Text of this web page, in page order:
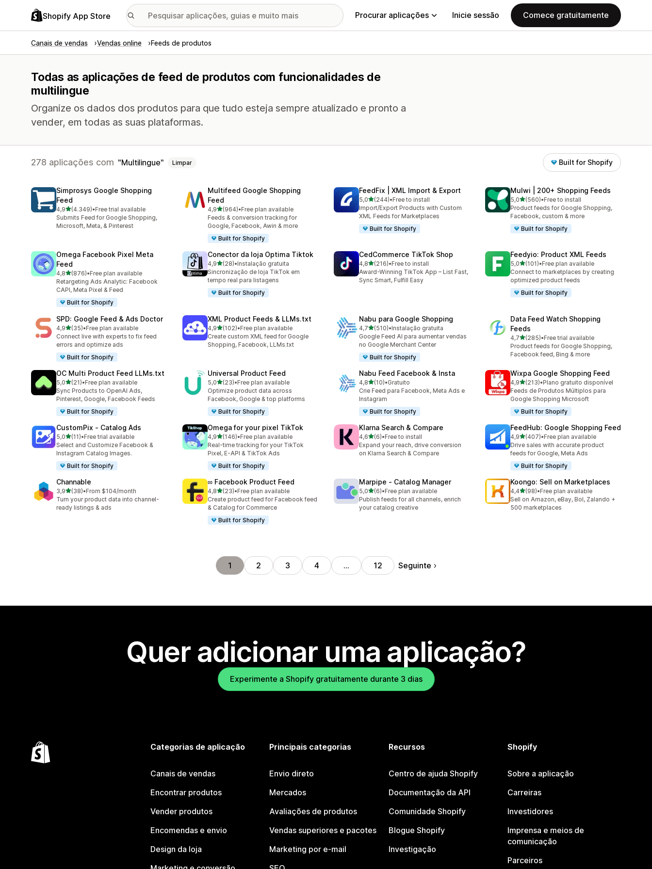
Shopify App Store Procurar aplicações Inicie sessão Comece gratuitamente
Canais de vendas Vendas online Feeds de produtos
Todas as aplicações de feed de produtos com funcionalidades de
multilingue
Organize os dados dos produtos para que tudo esteja sempre atualizado e pronto a
vender, em todas as suas plataformas.
278 aplicações com Multilingue Limpar Built for Shopify
Simprosys Google Shopping
Feed
4,9de 5 estrelas
(4.349)
4349 total de avaliações
•Free trial available
Submits Feed for Google Shopping,
Microsoft, Meta, & Pinterest
Multifeed Google Shopping
Feed
4,9de 5 estrelas
(964)
964 total de avaliações
•Free plan available
Feeds & conversion tracking for
Google, Facebook, Awin & more
Built for Shopify
FeedFix | XML Import & Export
5,0de 5 estrelas
(244)
244 total de avaliações
•Free to install
Import/Export Products with Custom
XML Feeds for Marketplaces
Built for Shopify
Mulwi | 200+ Shopping Feeds
5,0de 5 estrelas
(560)
560 total de avaliações
•Free to install
Product feeds for Google Shopping,
Facebook, custom & more
Built for Shopify
Omega Facebook Pixel Meta
Feed
4,8de 5 estrelas
(876)
876 total de avaliações
•Free plan available
Retargeting Ads Analytic: Facebook
CAPI, Meta Pixel & Feed
Built for Shopify
Conector da loja Optima Tiktok
4,9de 5 estrelas
(28)
28 total de avaliações
•Instalação gratuita
Sincronização de loja TikTok em
tempo real para listagens
Built for Shopify
CedCommerce TikTok Shop
4,8de 5 estrelas
(216)
216 total de avaliações
•Free to install
Award-Winning TikTok App – List Fast,
Sync Smart, Fulfill Easy
Feedyio: Product XML Feeds
5,0de 5 estrelas
(101)
101 total de avaliações
•Free plan available
Connect to marketplaces by creating
optimized product feeds
Built for Shopify
SPD: Google Feed & Ads Doctor
4,9de 5 estrelas
(35)
35 total de avaliações
•Free plan available
Connect live with experts to fix feed
errors and optimize ads
Built for Shopify
XML Product Feeds & LLMs.txt
4,9de 5 estrelas
(102)
102 total de avaliações
•Free plan available
Create custom XML feed for Google
Shopping, Facebook, LLMs.txt
Nabu para Google Shopping
4,7de 5 estrelas
(510)
510 total de avaliações
•Instalação gratuita
Google Feed AI para aumentar vendas
no Google Merchant Center
Built for Shopify
Data Feed Watch Shopping
Feeds
4,7de 5 estrelas
(285)
285 total de avaliações
•Free trial available
Product feeds for Google Shopping,
Facebook feed, Bing & more
OC Multi Product Feed LLMs.txt
5,0de 5 estrelas
(21)
21 total de avaliações
•Free plan available
Sync Products to OpenAI Ads,
Pinterest, Google, Facebook Feeds
Built for Shopify
Universal Product Feed
5,0de 5 estrelas
(23)
23 total de avaliações
•Free plan available
Optimize product data across
Facebook, Google & top platforms
Built for Shopify
Nabu Feed Facebook & Insta
4,8de 5 estrelas
(10)
10 total de avaliações
•Gratuito
Crie Feed para Facebook, Meta Ads e
Instagram
Built for Shopify
Wixpa Google Shopping Feed
4,9de 5 estrelas
(213)
213 total de avaliações
•Plano gratuito disponível
Feeds de Produtos Múltiplos para
Google Shopping Microsoft
Built for Shopify
CustomPix ‑ Catalog Ads
5,0de 5 estrelas
(11)
11 total de avaliações
•Free trial available
Select and Customize Facebook &
Instagram Catalog Images.
Built for Shopify
Omega for your pixel TikTok
4,9de 5 estrelas
(146)
146 total de avaliações
•Free plan available
Real-time tracking for your TikTok
Pixel, E-API & TikTok Ads
Built for Shopify
Klarna Search & Compare
4,6de 5 estrelas
(6)
6 total de avaliações
•Free to install
Expand your reach, drive conversion
on Klarna Search & Compare
FeedHub: Google Shopping Feed
4,9de 5 estrelas
(407)
407 total de avaliações
•Free plan available
Drive sales with accurate product
feeds for Google, Meta Ads
Built for Shopify
Channable
3,9de 5 estrelas
(38)
38 total de avaliações
•From $104/month
Turn your product data into channel-
ready listings & ads
∞ Facebook Product Feed
4,8de 5 estrelas
(23)
23 total de avaliações
•Free plan available
Create product feed for Facebook feed
& Catalog for Commerce
Built for Shopify
Marpipe ‑ Catalog Manager
5,0de 5 estrelas
(6)
6 total de avaliações
•Free plan available
Publish feeds for all channels, enrich
your catalog creative
Koongo: Sell on Marketplaces
4,4de 5 estrelas
(98)
98 total de avaliações
•Free plan available
Sell on Amazon, eBay, Bol, Zalando +
500 marketplaces
1 2 3 4 … 12 Seguinte
Quer adicionar uma aplicação?
Experimente a Shopify gratuitamente durante 3 dias
Categorias de aplicação
Canais de vendas
Encontrar produtos
Vender produtos
Encomendas e envio
Design da loja
Principais categorias
Envio direto
Mercados
Avaliações de produtos
Vendas superiores e pacotes
Marketing por e-mail
Recursos
Centro de ajuda Shopify
Documentação da API
Comunidade Shopify
Blogue Shopify
Investigação
Shopify
Sobre a aplicação
Carreiras
Investidores
Imprensa e meios de
comunicação
Parceiros